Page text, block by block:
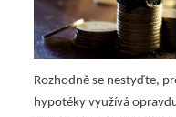
Rozhodně se nestyďte,
hypotéky využívá